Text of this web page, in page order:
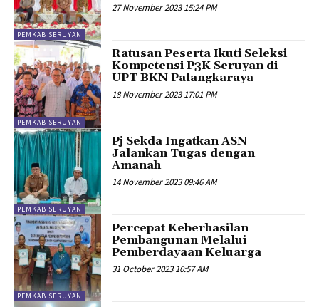
PEMKAB SERUYAN
27 November 2023 15:24 PM
PEMKAB SERUYAN
Ratusan Peserta Ikuti Seleksi
Kompetensi P3K Seruyan di
UPT BKN Palangkaraya
18 November 2023 17:01 PM
PEMKAB SERUYAN
Pj Sekda Ingatkan ASN
Jalankan Tugas dengan
Amanah
14 November 2023 09:46 AM
PEMKAB SERUYAN
Percepat Keberhasilan
Pembangunan Melalui
Pemberdayaan Keluarga
31 October 2023 10:57 AM